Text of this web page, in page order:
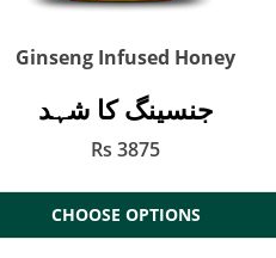
Ginseng Infused Honey
جنسینگ کا شہد
Rs 3875
CHOOSE OPTIONS